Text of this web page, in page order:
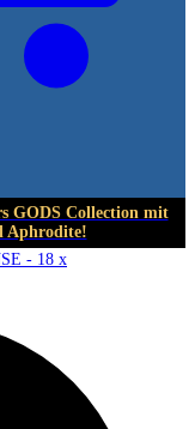
GODS Collection mit
Aphrodite!
- 18 x